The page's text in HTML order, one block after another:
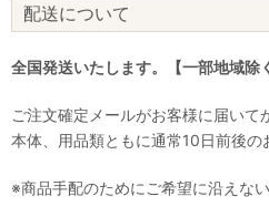
配送について
全国発送いたします。【一部地域除
ご注文確定メールがお客様に届い
本体、用品類ともに通常10日前後の
※商品手配のためにご希望に沿えな